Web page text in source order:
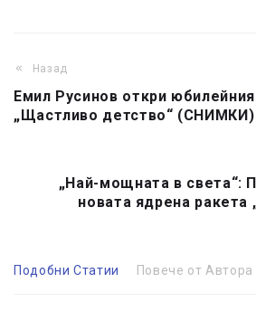
Назад
Емил Русинов откри
„Щастливо детство“ (СНИМКИ)
„Най-мощната в света“:
новата ядрена
Подобни Статии Повече от Автора